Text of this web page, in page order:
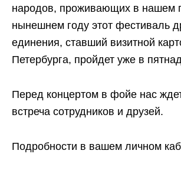
народов, проживающих в нашем
нынешнем году этот фестиваль
единения, ставший визитной
Петербурга, пройдет уже в
Перед концертом в фойе нас
встреча сотрудников и друзей.
Подробности в вашем личном